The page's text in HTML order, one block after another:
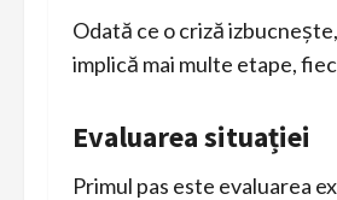
Odată ce o criză
implică mai multe etape,
Evaluarea situației
Primul pas este evaluarea